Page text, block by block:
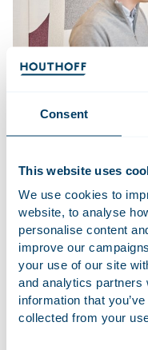
Consent
This website uses
We use cookies to
website, to analyse
personalise content
improve our
your use of our site
and analytics partners
information that
collected from your
“Ik word hier
Ik ben bij Houthoff
Europees- en
afstudeerrichting
Die start was daarom
moment één goed
voor Houthoff meteen